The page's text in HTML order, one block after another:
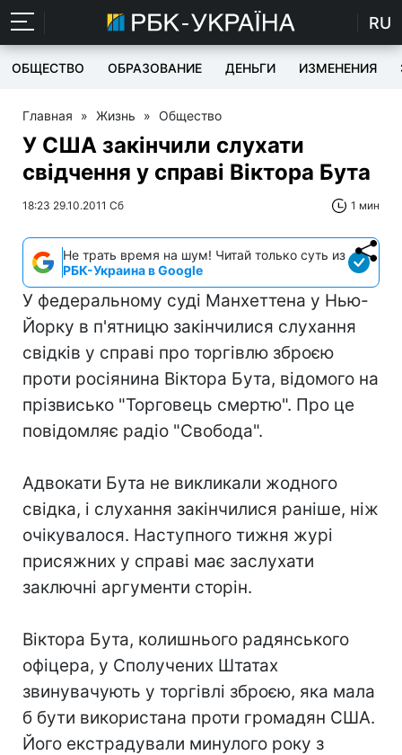
RU
ОБЩЕСТВО ОБРАЗОВАНИЕ ДЕНЬГИ ИЗМЕНЕНИЯ
Главная » Жизнь » Общество
У США закінчили слухати
свідчення у справі Віктора Бута
18:23 29.10.2011 Сб 1 мин
Не трать время на шум! Читай только суть из
РБК-Украина в Google
У федеральному суді Манхеттена у Нью-
Йорку в п'ятницю закінчилися слухання
свідків у справі про торгівлю зброєю
проти росіянина Віктора Бута, відомого на
прізвисько "Торговець смертю". Про це
повідомляє радіо "Свобода".
Адвокати Бута не викликали жодного
свідка, і слухання закінчилися раніше, ніж
очікувалося. Наступного тижня журі
присяжних у справі має заслухати
заключні аргументи сторін.
Віктора Бута, колишнього радянського
офіцера, у Сполучених Штатах
звинувачують у торгівлі зброєю, яка мала
б бути використана проти громадян США.
Його екстрадували минулого року з